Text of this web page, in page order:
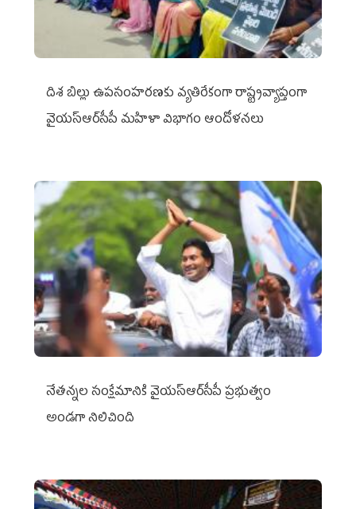
దిశ బిల్లు ఉపసంహరణకు వ్యతిరేకంగా రాష్ట్రవ్యాప్తంగా
వైయ‌స్ఆర్‌సీపీ మహిళా విభాగం ఆందోళనలు
నేతన్నల సంక్షేమానికి వైయ‌స్ఆర్‌సీపీ ప్రభుత్వం
అండగా నిలిచింది